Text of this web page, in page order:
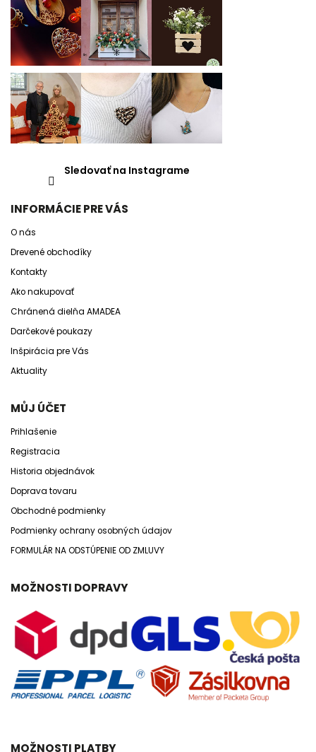
Sledovať na Instagrame
INFORMÁCIE PRE VÁS
O nás
Drevené obchodíky
Kontakty
Ako nakupovať
Chránená dielňa AMADEA
Darčekové poukazy
Inšpirácia pre Vás
Aktuality
MŮJ ÚČET
Prihlašenie
Registracia
Historia objednávok
Doprava tovaru
Obchodné podmienky
Podmienky ochrany osobných údajov
FORMULÁR NA ODSTÚPENIE OD ZMLUVY
MOŽNOSTI DOPRAVY
MOŽNOSTI PLATBY